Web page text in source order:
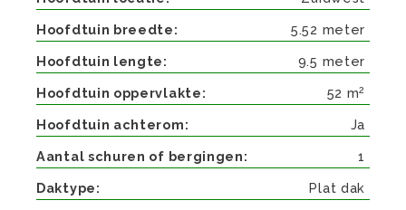
Hoofdtuin breedte 5.52 meter
Hoofdtuin lengte 9.5 meter
Hoofdtuin oppervlakte 52 m2
Hoofdtuin achterom Ja
Aantal schuren of bergingen 1
Daktype Plat dak